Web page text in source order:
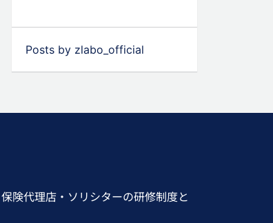
Posts by zlabo_official
険代理店・ソリシターの研修制度と